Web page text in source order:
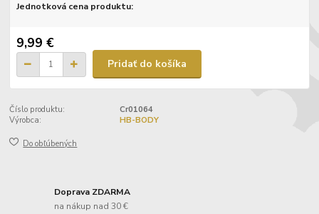
Jednotková cena produktu:
9,99 €
Pridať do košíka
Číslo produktu:
Cr01064
Výrobca:
HB-BODY
Do obľúbených
Doprava ZDARMA
na nákup nad 30 €